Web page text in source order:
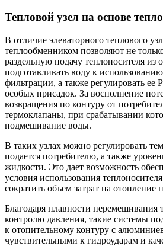
Тепловой узел на основе
В отличие элеваторного теплового
теплообменником позволяют не
раздельную подачу теплоносителя из
подготавливать воду к
фильтрации, а также регулировать ее
особых присадок. За восполнение
возвращения по контуру от
термоклапаны, при срабатывании
подмешивание воды.
В таких узлах можно регулировать
подается потребителю, а также
жидкости. Это дает возможность
условия использования
сократить объем затрат на отопление
Благодаря плавности перемешивания
контролю давления, такие системы
к отопительному контуру с
чувствительными к гидроударам и